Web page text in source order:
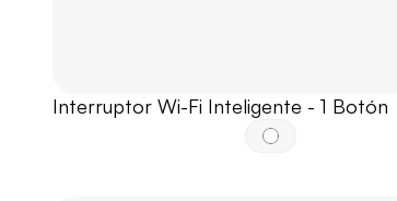
Interruptor Wi-Fi Inteligente - 1 Botón